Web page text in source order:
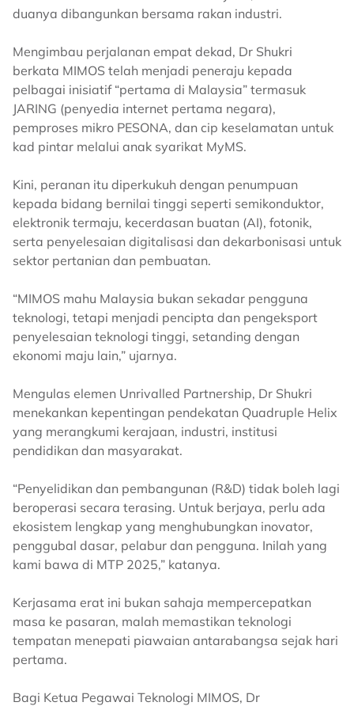
duanya dibangunkan bersama rakan industri.
Mengimbau perjalanan empat dekad, Dr Shukri
berkata MIMOS telah menjadi peneraju kepada
pelbagai inisiatif “pertama di Malaysia” termasuk
JARING (penyedia internet pertama negara),
pemproses mikro PESONA, dan cip keselamatan untuk
kad pintar melalui anak syarikat MyMS.
Kini, peranan itu diperkukuh dengan penumpuan
kepada bidang bernilai tinggi seperti semikonduktor,
elektronik termaju, kecerdasan buatan (AI), fotonik,
serta penyelesaian digitalisasi dan dekarbonisasi untuk
sektor pertanian dan pembuatan.
“MIMOS mahu Malaysia bukan sekadar pengguna
teknologi, tetapi menjadi pencipta dan pengeksport
penyelesaian teknologi tinggi, setanding dengan
ekonomi maju lain,” ujarnya.
Mengulas elemen Unrivalled Partnership, Dr Shukri
menekankan kepentingan pendekatan Quadruple Helix
yang merangkumi kerajaan, industri, institusi
pendidikan dan masyarakat.
“Penyelidikan dan pembangunan (R&D) tidak boleh lagi
beroperasi secara terasing. Untuk berjaya, perlu ada
ekosistem lengkap yang menghubungkan inovator,
penggubal dasar, pelabur dan pengguna. Inilah yang
kami bawa di MTP 2025,” katanya.
Kerjasama erat ini bukan sahaja mempercepatkan
masa ke pasaran, malah memastikan teknologi
tempatan menepati piawaian antarabangsa sejak hari
pertama.
Bagi Ketua Pegawai Teknologi MIMOS, Dr